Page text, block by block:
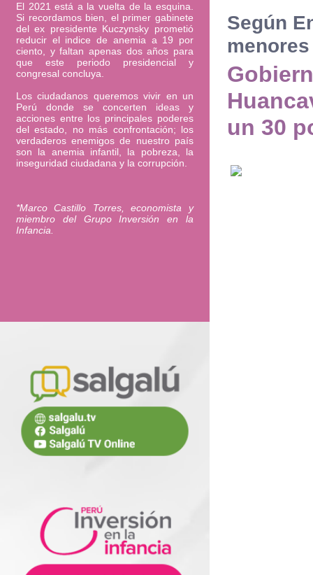
El 2021 está a la vuelta de la esquina.
Si recordamos bien, el primer gabinete
del ex presidente Kuczynsky prometió
reducir el indice de anemia a 19 por
ciento, y faltan apenas dos años para
que este periodo presidencial y
congresal concluya.
Los ciudadanos queremos vivir en un
Perú donde se concerten ideas y
acciones entre los principales poderes
del estado, no más confrontación; los
verdaderos enemigos de nuestro país
son la anemia infantil, la pobreza, la
inseguridad ciudadana y la corrupción.
*Marco Castillo Torres, economista y
miembro del Grupo Inversión en la
Infancia.
Según
un 30